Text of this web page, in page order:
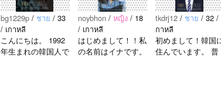
bg1229p / ชาย / 33
/ เกาหลี
こんにちは。 1992
年生まれの韓国人で
noybhon / หญิง/ 18
/ เกาหลี
はじめまして！！私
の名前はイナです。
tkdrj12 / ชาย / 32 /
กาหลี
初めまして！韓国
住んでいます。 ​普